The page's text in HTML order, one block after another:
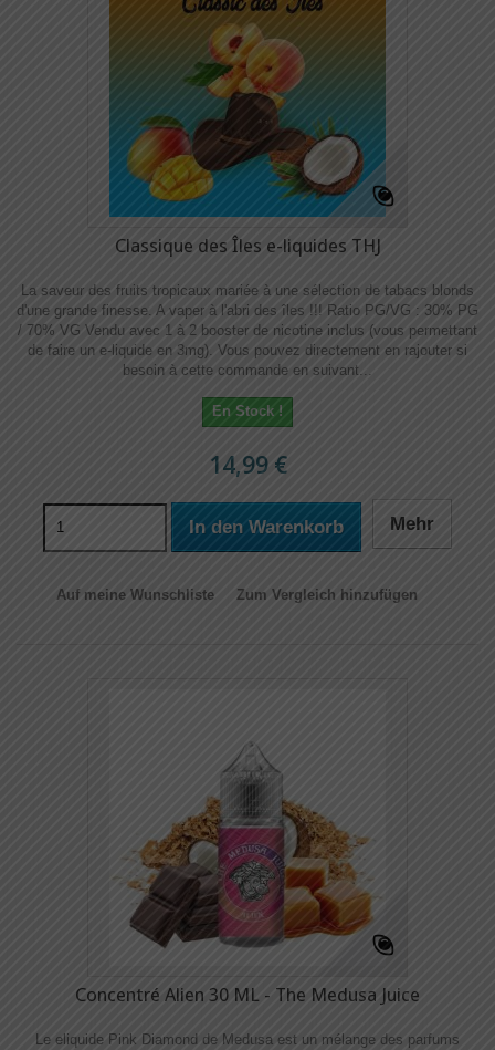
Classique des Îles e-liquides THJ
La saveur des fruits tropicaux mariée à une sélection de tabacs blonds
d'une grande finesse. A vaper à l'abri des îles !!! Ratio PG/VG : 30% PG
/ 70% VG Vendu avec 1 à 2 booster de nicotine inclus (vous permettant
de faire un e-liquide en 3mg). Vous pouvez directement en rajouter si
besoin à cette commande en suivant...
En Stock !
14,99 €
In den Warenkorb Mehr
Auf meine Wunschliste Zum Vergleich hinzufügen
Concentré Alien 30 ML - The Medusa Juice
Le eliquide Pink Diamond de Medusa est un mélange des parfums